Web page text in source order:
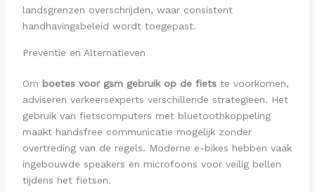
landsgrenzen overschrijden, waar consistent
handhavingsbeleid wordt toegepast.
Preventie en Alternatieven
Om boetes voor gsm gebruik op de fietste voorkomen,
adviseren verkeersexperts verschillende strategieën. Het
gebruik van fietscomputers met bluetoothkoppeling
maakt handsfree communicatie mogelijk zonder
overtreding van de regels. Moderne e-bikes hebben vaak
ingebouwde speakers en microfoons voor veilig bellen
tijdens het fietsen.